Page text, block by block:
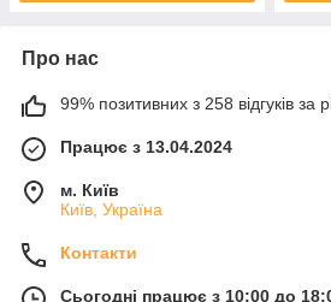
Про нас
99% позитивних з 258 відгуків за
Працює з 13.04.2024
м. Київ
Київ, Україна
Контакти
Сьогодні працює з 10:00 до